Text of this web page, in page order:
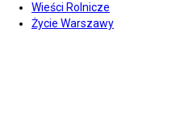
Wieści Rolnicze
Życie Warszawy